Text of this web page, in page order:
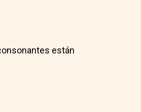
están